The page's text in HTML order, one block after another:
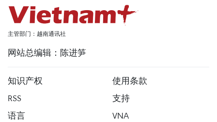
主管部门：越南通讯社
网站总编辑：陈进笋
知识产权
使用条款
RSS
支持
语言
VNA